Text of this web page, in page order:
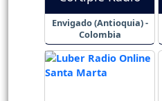
Envigado (Antioquia) -
Colombia